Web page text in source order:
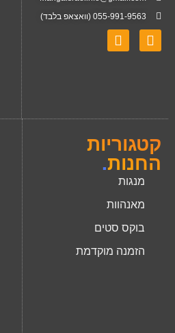
055-991-9563 (וואצאפ בלבד)
קטגוריות
החנות.
מנגות
מאנהוות
בוקס סטים
הזמנה מוקדמת